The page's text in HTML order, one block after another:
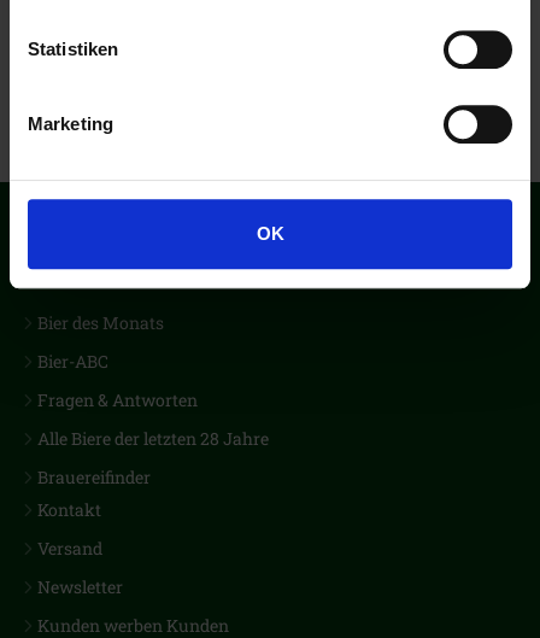
Statistiken
Marketing
OK
Bier des Monats
Bier-ABC
Fragen & Antworten
Alle Biere der letzten 28 Jahre
Brauereifinder
Kontakt
Versand
Newsletter
Kunden werben Kunden